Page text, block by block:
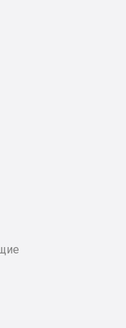
погода, время
и
отсутствия
выключателя.
помощниками и
Yandex Алиса,